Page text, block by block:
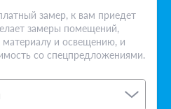
замер, к вам приедет
замеры помещений,
материалу и освещению, и
со спецпредложениями.